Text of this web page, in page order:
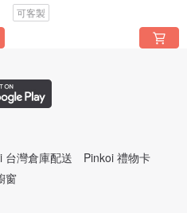
可客製
台灣倉庫配送
Pinkoi 禮物卡
窗